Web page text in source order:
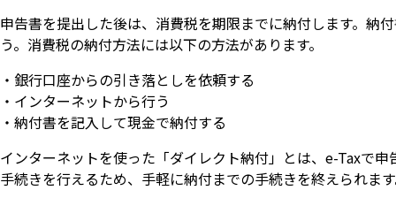
申告書を提出した後は、消費税を期限までに納付します。納
う。消費税の納付方法には以下の方法があります。
・銀行口座からの引き落としを依頼する
・インターネットから行う
・納付書を記入して現金で納付する
インターネットを使った「ダイレクト納付」とは、e-Taxで
手続きを行えるため、手軽に納付までの手続きを終えられま